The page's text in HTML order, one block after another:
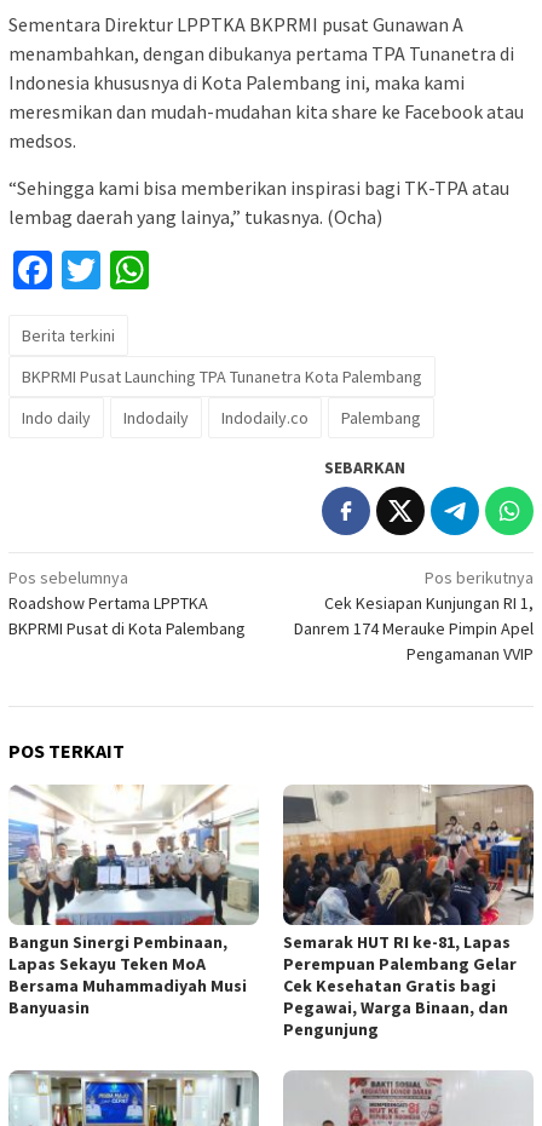
Sementara Direktur LPPTKA BKPRMI pusat Gunawan A
menambahkan, dengan dibukanya pertama TPA Tunanetra di
Indonesia khususnya di Kota Palembang ini, maka kami
meresmikan dan mudah-mudahan kita share ke Facebook atau
medsos.
“Sehingga kami bisa memberikan inspirasi bagi TK-TPA atau
lembag daerah yang lainya,” tukasnya. (Ocha)
Facebook
Twitter
Berita terkini
BKPRMI Pusat Launching TPA Tunanetra Kota Palembang
Indo daily
Indodaily Indodaily.co Palembang
SEBARKAN
Navigasi
pos
Pos sebelumnya
Roadshow Pertama LPPTKA
BKPRMI Pusat di Kota Palembang
Pos berikutnya
Cek Kesiapan Kunjungan RI 1,
Danrem 174 Merauke Pimpin Apel
Pengamanan VVIP
POS TERKAIT
Bangun Sinergi Pembinaan,
Lapas Sekayu Teken MoA
Bersama Muhammadiyah Musi
Banyuasin
Semarak HUT RI ke-81, Lapas
Perempuan Palembang Gelar
Cek Kesehatan Gratis bagi
Pegawai, Warga Binaan, dan
Pengunjung